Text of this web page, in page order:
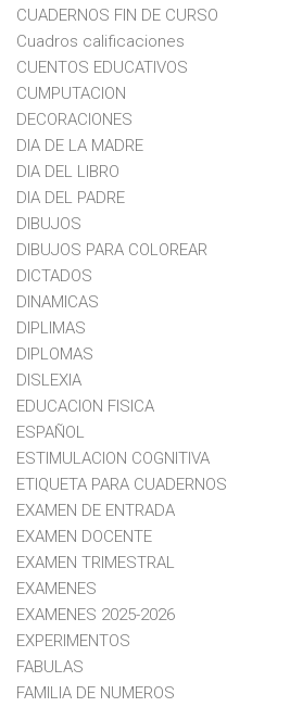
CUADERNOS FIN DE CURSO
Cuadros calificaciones
CUENTOS EDUCATIVOS
CUMPUTACION
DECORACIONES
DIA DE LA MADRE
DIA DEL LIBRO
DIA DEL PADRE
DIBUJOS
DIBUJOS PARA COLOREAR
DICTADOS
DINAMICAS
DIPLIMAS
DIPLOMAS
DISLEXIA
EDUCACION FISICA
ESPAÑOL
ESTIMULACION COGNITIVA
ETIQUETA PARA CUADERNOS
EXAMEN DE ENTRADA
EXAMEN DOCENTE
EXAMEN TRIMESTRAL
EXAMENES
EXAMENES 2025-2026
EXPERIMENTOS
FABULAS
FAMILIA DE NUMEROS